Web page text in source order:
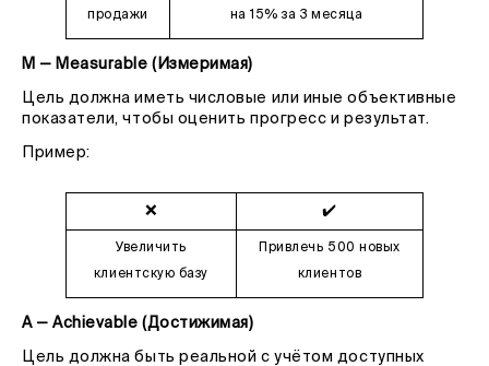
продажи
на 15% за 3 месяца
M — Measurable (Измеримая)
Цель должна иметь числовые или иные объективные
показатели, чтобы оценить прогресс и результат.
Пример:
❌ ✔️
Увеличить
клиентскую базу
Привлечь 500 новых
клиентов
A — Achievable (Достижимая)
Цель должна быть реальной с учётом доступных